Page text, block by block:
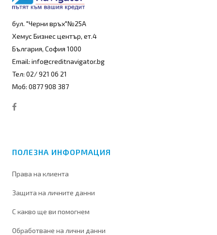
бул. "Черни връх"№25А
Хемус Бизнес център, ет.4
България, София 1000
Email: info@creditnavigator.bg
Тел: 02/ 921 06 21
Моб: 0877 908 387
ПОЛЕЗНА ИНФОРМАЦИЯ
Права на клиента
Защита на личните данни
С какво ще ви помогнем
Обработване на лични данни